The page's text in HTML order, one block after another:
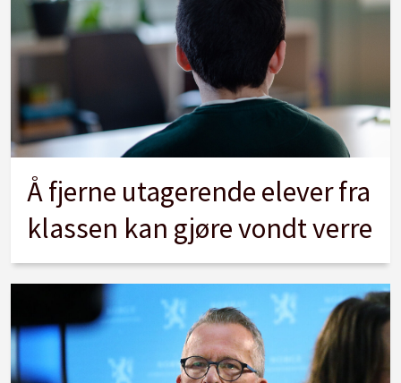
Å fjerne utagerende elever fra
klassen kan gjøre vondt verre